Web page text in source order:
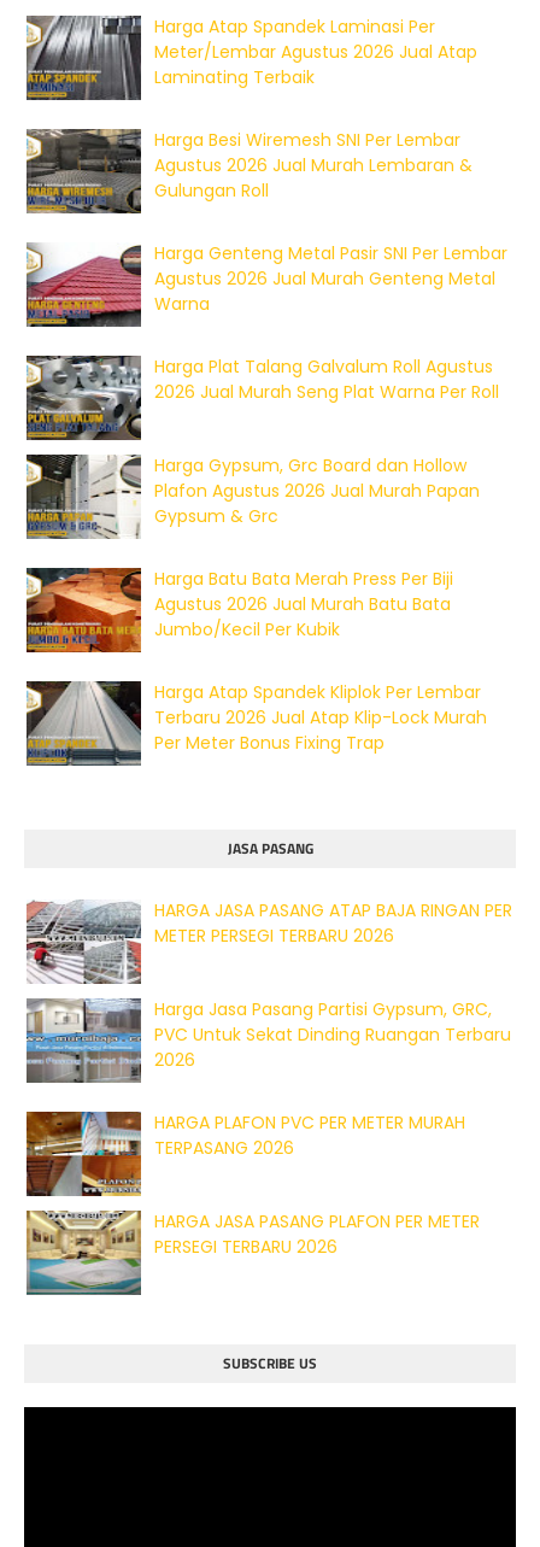
Harga Atap Spandek Laminasi Per
Meter/Lembar Agustus 2026 Jual Atap
Laminating Terbaik
Harga Besi Wiremesh SNI Per Lembar
Agustus 2026 Jual Murah Lembaran &
Gulungan Roll
Harga Genteng Metal Pasir SNI Per Lembar
Agustus 2026 Jual Murah Genteng Metal
Warna
Harga Plat Talang Galvalum Roll Agustus
2026 Jual Murah Seng Plat Warna Per Roll
Harga Gypsum, Grc Board dan Hollow
Plafon Agustus 2026 Jual Murah Papan
Gypsum & Grc
Harga Batu Bata Merah Press Per Biji
Agustus 2026 Jual Murah Batu Bata
Jumbo/Kecil Per Kubik
Harga Atap Spandek Kliplok Per Lembar
Terbaru 2026 Jual Atap Klip-Lock Murah
Per Meter Bonus Fixing Trap
JASA PASANG
HARGA JASA PASANG ATAP BAJA RINGAN PER
METER PERSEGI TERBARU 2026
Harga Jasa Pasang Partisi Gypsum, GRC,
PVC Untuk Sekat Dinding Ruangan Terbaru
2026
HARGA PLAFON PVC PER METER MURAH
TERPASANG 2026
HARGA JASA PASANG PLAFON PER METER
PERSEGI TERBARU 2026
SUBSCRIBE US